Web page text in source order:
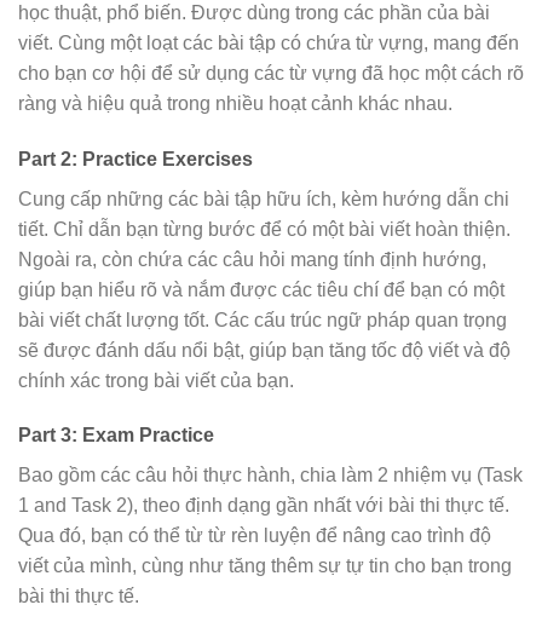
học thuật, phổ biến. Được dùng trong các phần của bài
viết. Cùng một loạt các bài tập có chứa từ vựng, mang đến
cho bạn cơ hội để sử dụng các từ vựng đã học một cách rõ
ràng và hiệu quả trong nhiều hoạt cảnh khác nhau.
Part 2: Practice Exercises
Cung cấp những các bài tập hữu ích, kèm hướng dẫn chi
tiết. Chỉ dẫn bạn từng bước để có một bài viết hoàn thiện.
Ngoài ra, còn chứa các câu hỏi mang tính định hướng,
giúp bạn hiểu rõ và nắm được các tiêu chí để bạn có một
bài viết chất lượng tốt. Các cấu trúc ngữ pháp quan trọng
sẽ được đánh dấu nổi bật, giúp bạn tăng tốc độ viết và độ
chính xác trong bài viết của bạn.
Part 3: Exam Practice
Bao gồm các câu hỏi thực hành, chia làm 2 nhiệm vụ (Task
1 and Task 2), theo định dạng gần nhất với bài thi thực tế.
Qua đó, bạn có thể từ từ rèn luyện để nâng cao trình độ
viết của mình, cùng như tăng thêm sự tự tin cho bạn trong
bài thi thực tế.